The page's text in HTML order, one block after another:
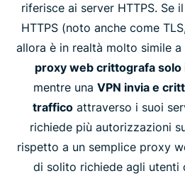
riferisce ai server HTTPS. Se
HTTPS (noto anche come
allora è in realtà molto simile a
proxy web crittografa
mentre una VPN invia e
traffico attraverso i suoi
richiede più autorizzazioni
rispetto a un semplice proxy
di solito richiede agli utenti